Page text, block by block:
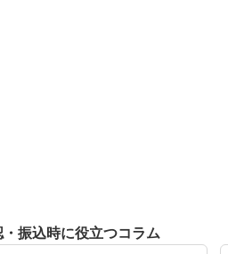
振込時に役立つコラム